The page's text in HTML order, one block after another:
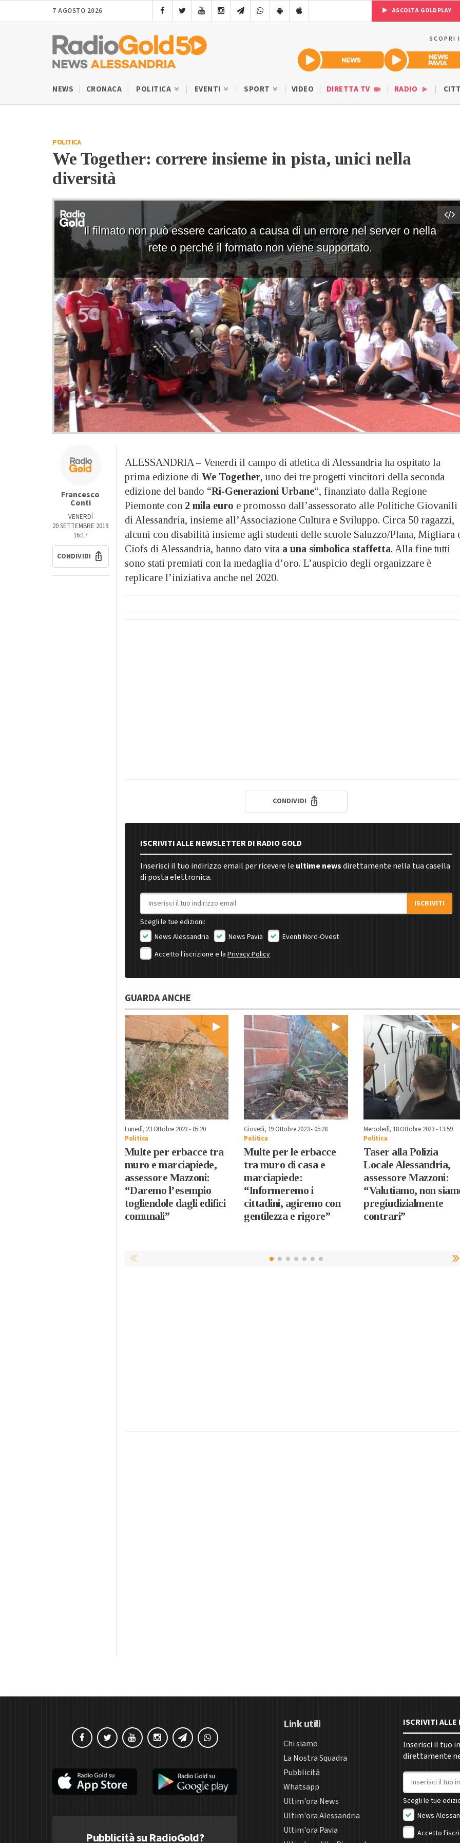
7 AGOSTO 2026 ASCOLTA GOLDPLAY
SCOPRI
NEWS CRONACA POLITICA EVENTI SPORT VIDEO DIRETTA TV RADIO
POLITICA
We Together: correre insieme in pista, unici nella
diversità
Francesco
Conti
VENERDÌ
20 SETTEMBRE 2019
16:17
CONDIVIDI
ALESSANDRIA – Venerdì il campo di atletica di Alessandria ha ospitato la
prima edizione di We Together, uno dei tre progetti vincitori della seconda
edizione del bando “Ri-Generazioni Urbane“, finanziato dalla Regione
Piemonte con 2 mila euro e promosso dall’assessorato alle Politiche Giovanili
di Alessandria, insieme all’Associazione Cultura e Sviluppo. Circa 50 ragazzi,
alcuni con disabilità insieme agli studenti delle scuole Saluzzo/Plana, Migliara
Ciofs di Alessandria, hanno dato vita a una simbolica staffetta. Alla fine tutti
sono stati premiati con la medaglia d’oro. L’auspicio degli organizzare è
replicare l’iniziativa anche nel 2020.
CONDIVIDI
ISCRIVITI ALLE NEWSLETTER DI RADIO GOLD
Inserisci il tuo indirizzo email per ricevere le ultime newsdirettamente nella tua casella
di posta elettronica.
Indirizzo email
ISCRIVITI
Scegli le tue edizioni:
News Alessandria
News Pavia
Eventi Nord-Ovest
Accetto l'iscrizione e laPrivacy Policy
GUARDA ANCHE
Lunedì, 23 Ottobre 2023 - 05:20
Politica
Multe per erbacce tra
muro e marciapiede,
assessore Mazzoni:
“Daremo l’esempio
togliendole dagli edifici
comunali”
Giovedì, 19 Ottobre 2023 - 05:28
Politica
Multe per le erbacce
tra muro di casa e
marciapiede:
“Informeremo i
cittadini, agiremo con
gentilezza e rigore”
Mercoledì, 18 Ottobre 2023 - 13:59
Politica
Taser alla Polizia
Locale Alessandria,
assessore Mazzoni:
“Valutiamo, non
pregiudizialmente
contrari”
Pubblicità su RadioGold?
Link utili
Chi siamo
La Nostra Squadra
Pubblicità
Whatsapp
Ultim'ora News
Ultim'ora Alessandria
Ultim'ora Pavia
ISCRIVITI ALLE
Inserisci il tuo
direttamente
Indirizzo email
Scegli le tue
News
Accetto